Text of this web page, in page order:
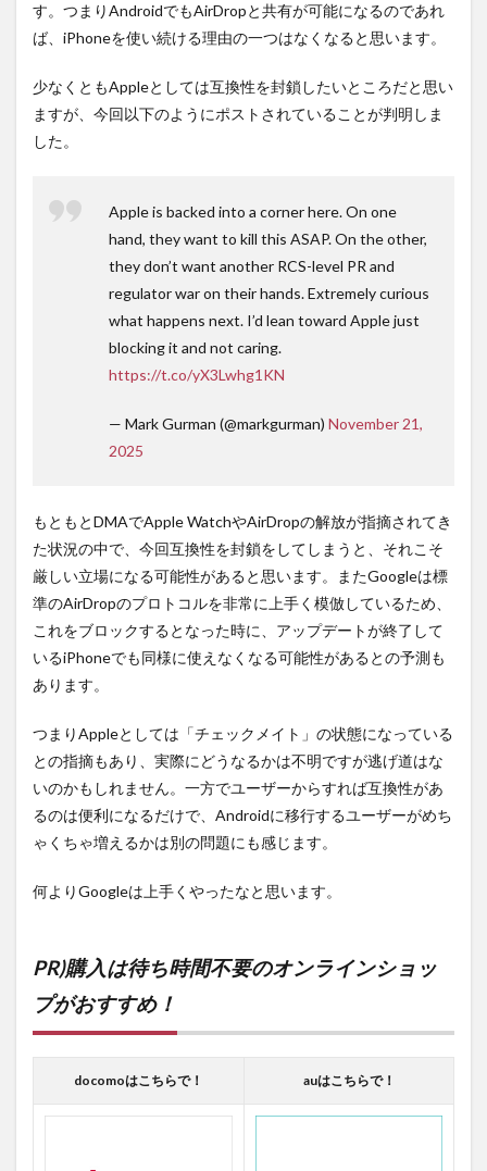
す。つまりAndroidでもAirDropと共有が可能になるのであれ
ば、iPhoneを使い続ける理由の一つはなくなると思います。
少なくともAppleとしては互換性を封鎖したいところだと思い
ますが、今回以下のようにポストされていることが判明しま
した。
Apple is backed into a corner here. On one
hand, they want to kill this ASAP. On the other,
they don’t want another RCS-level PR and
regulator war on their hands. Extremely curious
what happens next. I’d lean toward Apple just
blocking it and not caring.
https://t.co/yX3Lwhg1KN
— Mark Gurman (@markgurman) November 21,
2025
もともとDMAでApple WatchやAirDropの解放が指摘されてき
た状況の中で、今回互換性を封鎖をしてしまうと、それこそ
厳しい立場になる可能性があると思います。またGoogleは標
準のAirDropのプロトコルを非常に上手く模倣しているため、
これをブロックするとなった時に、アップデートが終了して
いるiPhoneでも同様に使えなくなる可能性があるとの予測も
あります。
つまりAppleとしては「チェックメイト」の状態になっている
との指摘もあり、実際にどうなるかは不明ですが逃げ道はな
いのかもしれません。一方でユーザーからすれば互換性があ
るのは便利になるだけで、Androidに移行するユーザーがめち
ゃくちゃ増えるかは別の問題にも感じます。
何よりGoogleは上手くやったなと思います。
PR)購入は待ち時間不要のオンラインショッ
プがおすすめ！
docomoはこちらで！ auはこちらで！